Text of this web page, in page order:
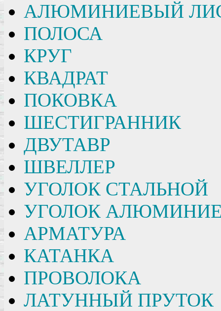
АЛЮМИНИЕВЫЙ
ПОЛОСА
КРУГ
КВАДРАТ
ПОКОВКА
ШЕСТИГРАННИК
ДВУТАВР
ШВЕЛЛЕР
УГОЛОК СТАЛЬНОЙ
УГОЛОК
АРМАТУРА
КАТАНКА
ПРОВОЛОКА
ЛАТУННЫЙ ПРУТОК